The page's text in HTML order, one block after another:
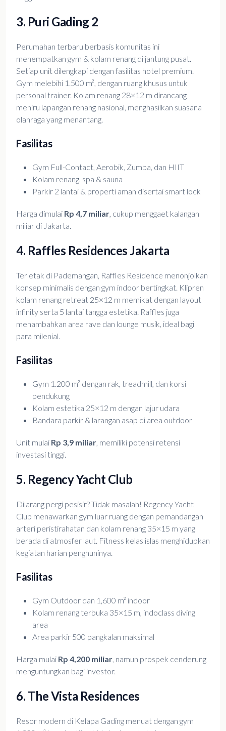
3. Puri Gading 2
Perumahan terbaru berbasis komunitas ini
menempatkan gym & kolam renang di jantung pusat.
Setiap unit dilengkapi dengan fasilitas hotel premium.
Gym melebihi 1.500 m², dengan ruang khusus untuk
personal trainer. Kolam renang 28×12 m dirancang
meniru lapangan renang nasional, menghasilkan suasana
olahraga yang menantang.
Fasilitas
Gym Full-Contact, Aerobik, Zumba, dan HIIT
Kolam renang, spa & sauna
Parkir 2 lantai & properti aman disertai smart lock
Harga dimulai Rp 4,7 miliar, cukup menggaet kalangan
miliar di Jakarta.
4. Raffles Residences Jakarta
Terletak di Pademangan, Raffles Residence menonjolkan
konsep minimalis dengan gym indoor bertingkat. Klipren
kolam renang retreat 25×12 m memikat dengan layout
infinity serta 5 lantai tangga estetika. Raffles juga
menambahkan area rave dan lounge musik, ideal bagi
para milenial.
Fasilitas
Gym 1.200 m² dengan rak, treadmill, dan korsi
pendukung
Kolam estetika 25×12 m dengan lajur udara
Bandara parkir & larangan asap di area outdoor
Unit mulai Rp 3,9 miliar, memiliki potensi retensi
investasi tinggi.
5. Regency Yacht Club
Dilarang pergi pesisir? Tidak masalah! Regency Yacht
Club menawarkan gym luar ruang dengan pemandangan
arteri peristirahatan dan kolam renang 35×15 m yang
berada di atmosfer laut. Fitness kelas islas menghidupkan
kegiatan harian penghuninya.
Fasilitas
Gym Outdoor dan 1,600 m² indoor
Kolam renang terbuka 35×15 m, indoclass diving
area
Area parkir 500 pangkalan maksimal
Harga mulai Rp 4,200 miliar, namun prospek cenderung
menguntungkan bagi investor.
6. The Vista Residences
Resor modern di Kelapa Gading menuat dengan gym